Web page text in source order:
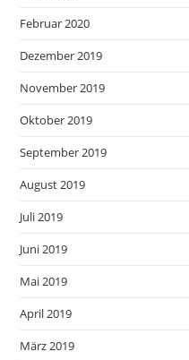
Februar 2020
Dezember 2019
November 2019
Oktober 2019
September 2019
August 2019
Juli 2019
Juni 2019
Mai 2019
April 2019
März 2019